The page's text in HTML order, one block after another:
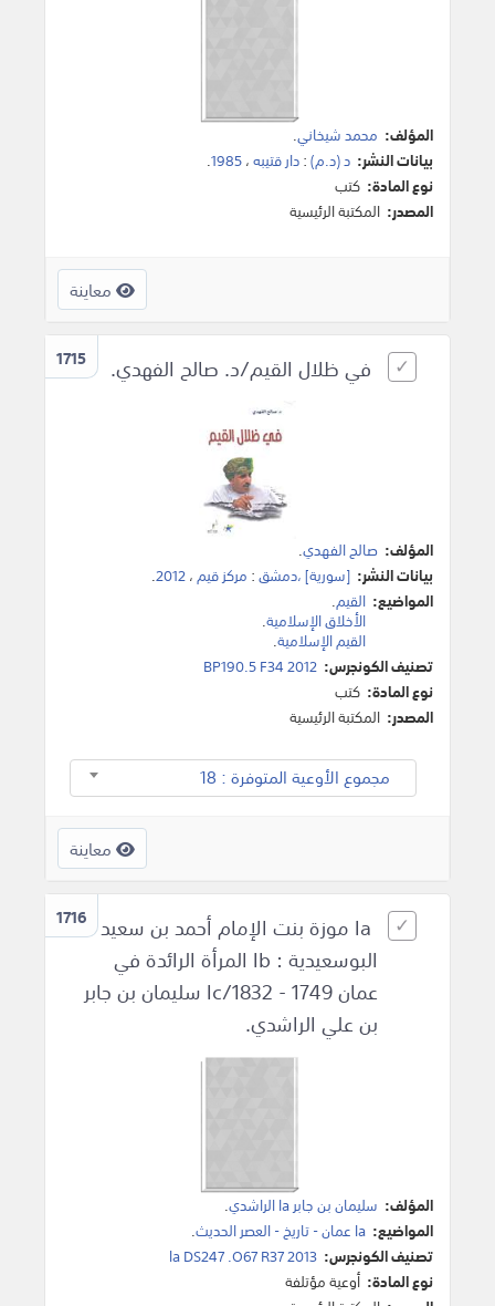
المؤلف: محمد شيخاني.
بيانات النشر: د (د.م):دار قتيبه،1985
.
نوع المادة: كتب
المصدر: المكتبة الرئيسية
معاينة
1715 في ظلال القيم/د. صالح الفهدي.
المؤلف: صالح الفهدي.
بيانات النشر: [سورية] ،دمشق: مركز قيم،2012
.
المواضيع: القيم.
الأخلاق الإسلامية.
القيم الإسلامية.
تصنيف الكونجرس: BP190.5 F34 2012
نوع المادة: كتب
المصدر: المكتبة الرئيسية
مجموع الأوعية المتوفرة : 18
معاينة
1716 la موزة بنت الإمام أحمد بن سعيد
البوسعيدية : lb المرأة الرائدة في
عمان 1749 - 1832/lc سليمان بن جابر
بن علي الراشدي.
المؤلف: سليمان بن جابر la الراشدي
.
المواضيع: la عمان - تاريخ - العصر الحديث
.
تصنيف الكونجرس: la DS247 .O67 R37 2013
نوع المادة: أوعية مؤتلفة